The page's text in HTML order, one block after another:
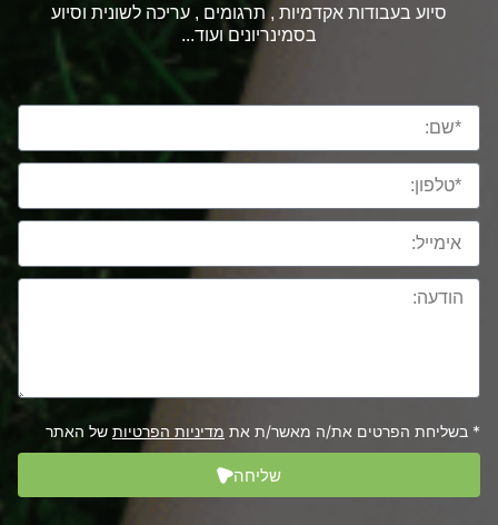
סיוע בעבודות אקדמיות , תרגומים , עריכה לשונית וסיוע
בסמינריונים ועוד...
* בשליחת הפרטים את/ה מאשר/ת את מדיניות הפרטיות של האתר
שליחה